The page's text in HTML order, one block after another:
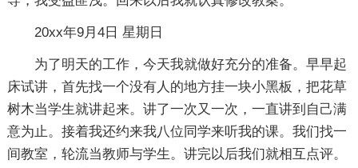
20xx年9月4日 星期日
为了明天的工作，今天我就做好充分的准备。早早起
床试讲，首先找一个没有人的地方挂一块小黑板，把花草
树木当学生就讲起来。讲了一次又一次，一直讲到自己满
意为止。接着我还约来我八位同学来听我的课。我们找一
间教室，轮流当教师与学生。讲完以后我们就相互点评。